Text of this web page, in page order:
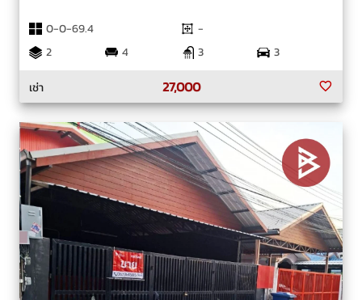
0-0-69.4
-
2
4 3
3
เช่า
27,000